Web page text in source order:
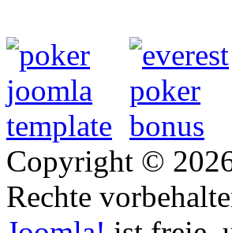
Copyright ©
Rechte